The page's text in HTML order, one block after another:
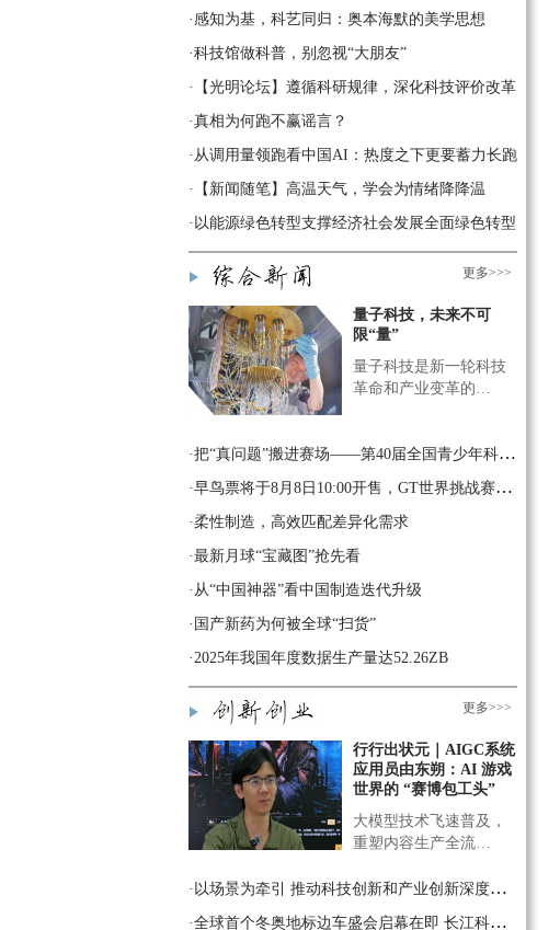
·感知为基，科艺同归：奥本海默的美学思想
·科技馆做科普，别忽视“大朋友”
·【光明论坛】遵循科研规律，深化科技评价改革
·真相为何跑不赢谣言？
·从调用量领跑看中国AI：热度之下更要蓄力长跑
·【新闻随笔】高温天气，学会为情绪降降温
·以能源绿色转型支撑经济社会发展全面绿色转型
更多>>>
量子科技，未来不可
限“量”
量子科技是新一轮科技
革命和产业变革的…
·把“真问题”搬进赛场——第40届全国青少年科技创新大赛的育人探索
·早鸟票将于8月8日10:00开售，GT世界挑战赛快闪店将亮相北京体育消费季
·柔性制造，高效匹配差异化需求
·最新月球“宝藏图”抢先看
·从“中国神器”看中国制造迭代升级
·国产新药为何被全球“扫货”
·2025年我国年度数据生产量达52.26ZB
更多>>>
行行出状元｜AIGC系统
应用员由东朔：AI 游戏
世界的 “赛博包工头”
大模型技术飞速普及，
重塑内容生产全流…
·以场景为牵引 推动科技创新和产业创新深度融合
·全球首个冬奥地标边车盛会启幕在即 长江科技携双车首发亮相雪如意